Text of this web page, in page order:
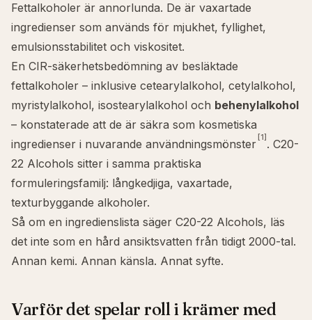
Fettalkoholer är annorlunda. De är vaxartade
ingredienser som används för mjukhet, fyllighet,
emulsionsstabilitet och viskositet.
En CIR-säkerhetsbedömning av besläktade
fettalkoholer – inklusive cetearylalkohol, cetylalkohol,
myristylalkohol, isostearylalkohol och behenylalkohol
– konstaterade att de är säkra som kosmetiska
ingredienser i nuvarande användningsmönster [1] . C20-
22 Alcohols sitter i samma praktiska
formuleringsfamilj: långkedjiga, vaxartade,
texturbyggande alkoholer.
Så om en ingredienslista säger C20-22 Alcohols, läs
det inte som en hård ansiktsvatten från tidigt 2000-tal.
Annan kemi. Annan känsla. Annat syfte.
Varför det spelar roll i krämer med